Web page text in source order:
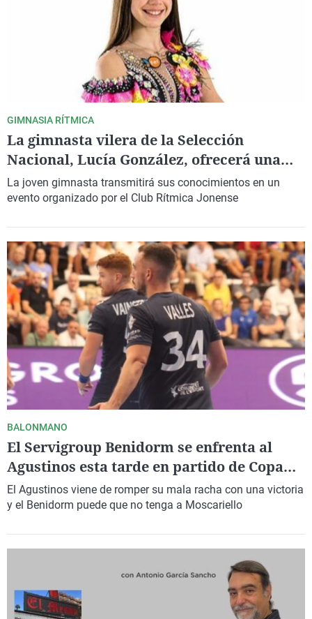
GIMNASIA RÍTMICA
La gimnasta vilera de la Selección
Nacional, Lucía González, ofrecerá una
Master Class en la Vila en diciembre
La joven gimnasta transmitirá sus conocimientos en un
evento organizado por el Club Rítmica Jonense
BALONMANO
El Servigroup Benidorm se enfrenta al
Agustinos esta tarde en partido de Copa
del Rey
El Agustinos viene de romper su mala racha con una victoria
y el Benidorm puede que no tenga a Moscariello